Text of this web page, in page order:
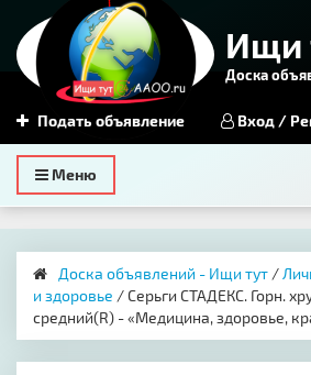
Ищи
Доска
Подать объявление Вход /
Toggle
navigation
Меню
Доска объявлений - Ищи тут /
и здоровье / Серьги СТАДЕКС. Горн.
средний(R) - «Медицина, здоровье,